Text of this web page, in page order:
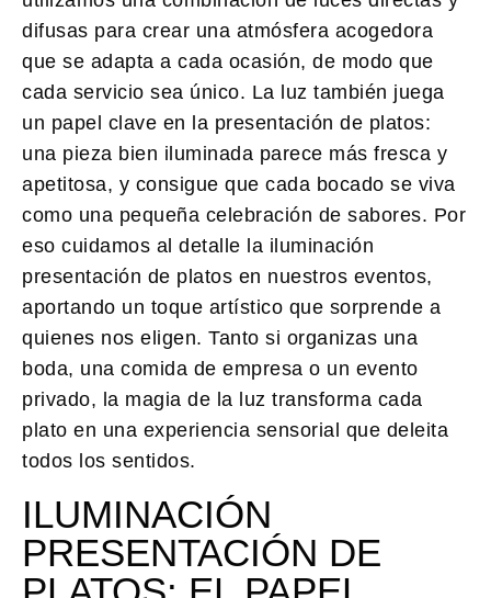
difusas para crear una atmósfera acogedora
que se adapta a cada ocasión, de modo que
cada servicio sea único. La luz también juega
un papel clave en la presentación de platos:
una pieza bien iluminada parece más fresca y
apetitosa, y consigue que cada bocado se viva
como una pequeña celebración de sabores. Por
eso cuidamos al detalle la iluminación
presentación de platos en nuestros eventos,
aportando un toque artístico que sorprende a
quienes nos eligen. Tanto si organizas una
boda, una comida de empresa o un evento
privado, la magia de la luz transforma cada
plato en una experiencia sensorial que deleita
todos los sentidos.
ILUMINACIÓN
PRESENTACIÓN DE